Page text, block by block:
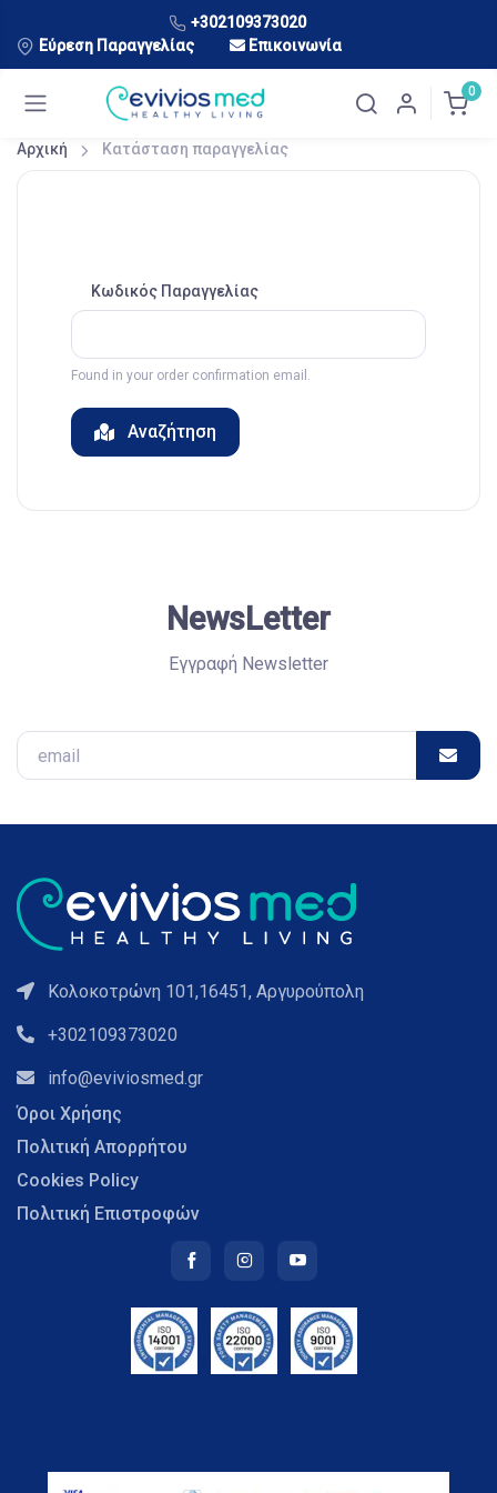
+302109373020
Εύρεση Παραγγελίας
Επικοινωνία
0
Αρχική Κατάσταση παραγγελίας
Κωδικός Παραγγελίας
Found in your order confirmation email.
Αναζήτηση
NewsLetter
Εγγραφή Newsletter
Κολοκοτρώνη 101,16451, Αργυρούπολη
+302109373020
info@eviviosmed.gr
Όροι Χρήσης
Πολιτική Απορρήτου
Cookies Policy
Πολιτική Επιστροφών